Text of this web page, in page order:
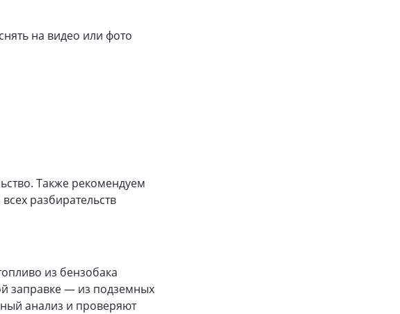
на видео или фото
Также рекомендуем
разбирательств
из бензобака
заправке — из подземных
анализ и проверяют